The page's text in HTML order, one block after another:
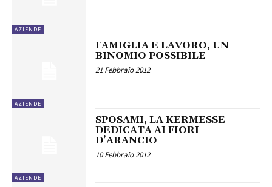
AZIENDE
AZIENDE
FAMIGLIA E LAVORO, UN
BINOMIO POSSIBILE
21 Febbraio 2012
AZIENDE
SPOSAMI, LA KERMESSE
DEDICATA AI FIORI
D’ARANCIO
10 Febbraio 2012